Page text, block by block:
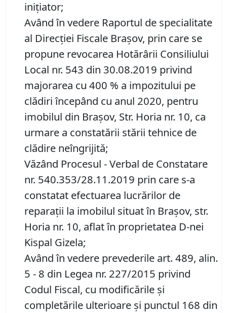
inițiator;
Având în vedere Raportul de specialitate
al Direcţiei Fiscale Braşov, prin care se
propune revocarea Hotărârii Consiliului
Local nr. 543 din 30.08.2019 privind
majorarea cu 400 % a impozitului pe
clădiri începând cu anul 2020, pentru
imobilul din Braşov, Str. Horia nr. 10, ca
urmare a constatării stării tehnice de
clădire neîngrijită;
Văzând Procesul - Verbal de Constatare
nr. 540.353/28.11.2019 prin care s-a
constatat efectuarea lucrărilor de
reparații la imobilul situat în Brașov, str.
Horia nr. 10, aflat în proprietatea D-nei
Kispal Gizela;
Având în vedere prevederile art. 489, alin.
5 - 8 din Legea nr. 227/2015 privind
Codul Fiscal, cu modificările și
completările ulterioare și punctul 168 din